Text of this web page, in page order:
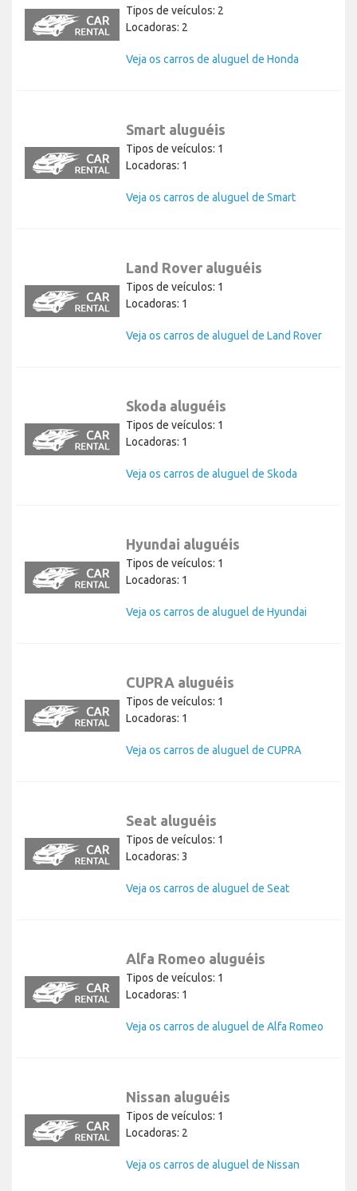
Tipos de veículos: 2
Locadoras: 2
Veja os carros de aluguel de Honda
Smart aluguéis
Tipos de veículos: 1
Locadoras: 1
Veja os carros de aluguel de Smart
Land Rover aluguéis
Tipos de veículos: 1
Locadoras: 1
Veja os carros de aluguel de Land Rover
Skoda aluguéis
Tipos de veículos: 1
Locadoras: 1
Veja os carros de aluguel de Skoda
Hyundai aluguéis
Tipos de veículos: 1
Locadoras: 1
Veja os carros de aluguel de Hyundai
CUPRA aluguéis
Tipos de veículos: 1
Locadoras: 1
Veja os carros de aluguel de CUPRA
Seat aluguéis
Tipos de veículos: 1
Locadoras: 3
Veja os carros de aluguel de Seat
Alfa Romeo aluguéis
Tipos de veículos: 1
Locadoras: 1
Veja os carros de aluguel de Alfa Romeo
Nissan aluguéis
Tipos de veículos: 1
Locadoras: 2
Veja os carros de aluguel de Nissan